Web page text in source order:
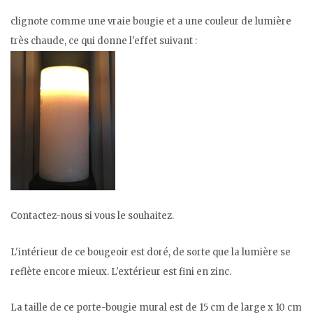
clignote comme une vraie bougie et a une couleur de lumière
très chaude, ce qui donne l'effet suivant :
Contactez-nous si vous le souhaitez.
L'intérieur de ce bougeoir est doré, de sorte que la lumière se
reflète encore mieux. L'extérieur est fini en zinc.
La taille de ce porte-bougie mural est de 15 cm de large x 10 cm